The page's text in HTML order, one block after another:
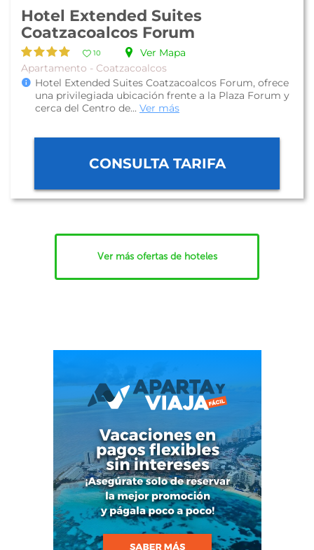
Hotel Extended Suites
Coatzacoalcos Forum
10
Ver Mapa
Apartamento - Coatzacoalcos
Hotel Extended Suites Coatzacoalcos Forum, ofrece
una privilegiada ubicación frente a la Plaza Forum y
cerca del Centro de... Ver más
CONSULTA TARIFA
Ver más ofertas de hoteles